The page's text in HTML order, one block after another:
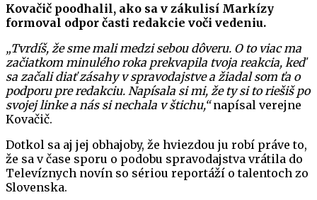
Kovačič poodhalil, ako sa v zákulisí Markízy
formoval odpor časti redakcie voči vedeniu.
„Tvrdíš, že sme mali medzi sebou dôveru. O to viac ma
začiatkom minulého roka prekvapila tvoja reakcia, keď
sa začali diať zásahy v spravodajstve a žiadal som ťa o
podporu pre redakciu. Napísala si mi, že ty si to riešiš po
svojej linke a nás si nechala v štichu,“napísal verejne
Kovačič.
Dotkol sa aj jej obhajoby, že hviezdou ju robí práve to,
že sa v čase sporu o podobu spravodajstva vrátila do
Televíznych novín so sériou reportáží o talentoch zo
Slovenska.